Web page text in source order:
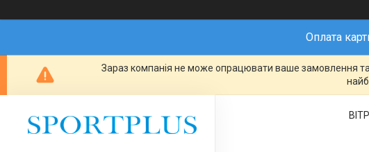
Оплата
Зараз компанія не може опрацювати ваше замовлення